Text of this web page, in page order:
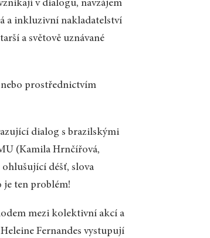
v dialogu, navzájem
a inkluzivní nakladatelství
a světově uznávané
nebo prostřednictvím
dialog s brazilskými
(Kamila Hrnčířová,
ohlušující déšť, slova
je ten problém!
mezi kolektivní akcí a
Fernandes vystupují